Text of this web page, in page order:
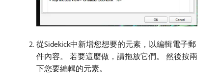
從Sidekick中新增您想要的元素，以編輯電子郵
件內容。 若要這麼做，請拖放它們。 然後按兩
下您要編輯的元素。